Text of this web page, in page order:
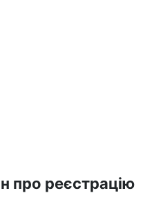
про реєстрацію